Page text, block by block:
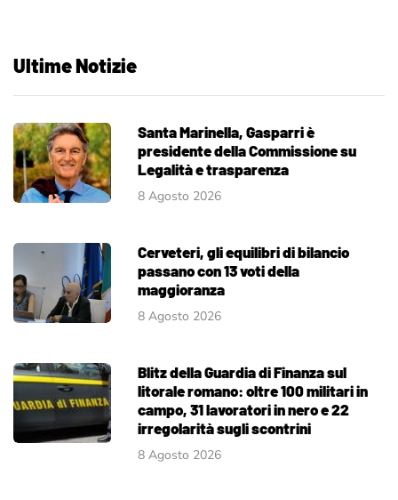
Ultime Notizie
Santa Marinella, Gasparri è
presidente della Commissione su
Legalità e trasparenza
8 Agosto 2026
Cerveteri, gli equilibri di bilancio
passano con 13 voti della
maggioranza
8 Agosto 2026
Blitz della Guardia di Finanza sul
litorale romano: oltre 100 militari in
campo, 31 lavoratori in nero e 22
irregolarità sugli scontrini
8 Agosto 2026